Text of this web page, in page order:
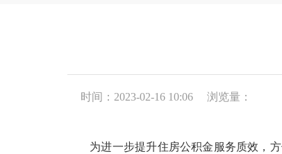
时间：2023-02-16 10:06 浏览量：
为进一步提升住房公积金服务质效，方